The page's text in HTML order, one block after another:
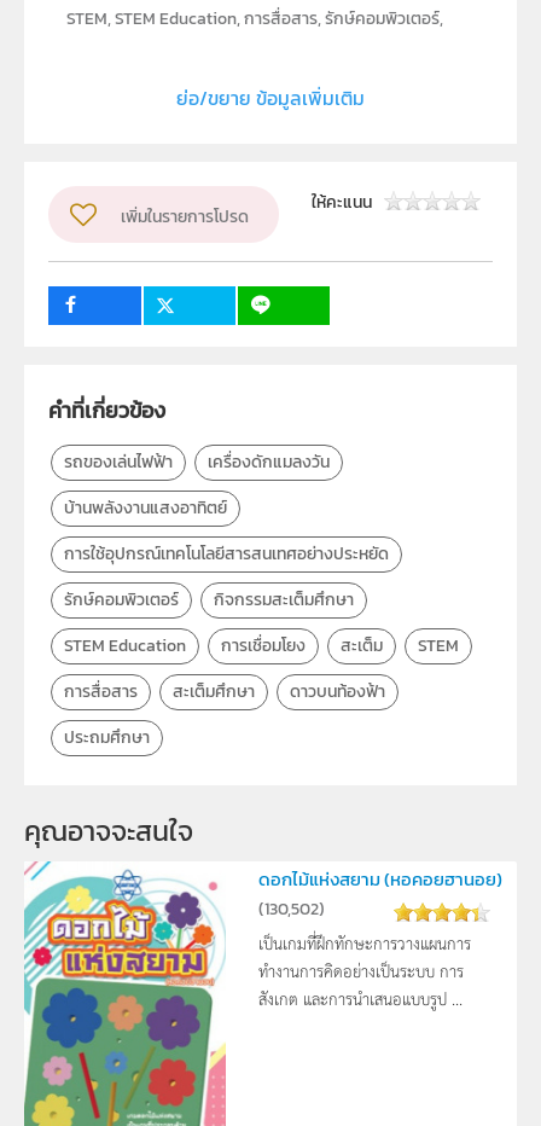
STEM, STEM Education, การสื่อสาร, รักษ์คอมพิวเตอร์,
พลังงานแสงอาทิตย์, เครื่องดักแมลงวัน, รถของเล่นไฟฟ้า
สถาบันส่งเสริมการสอนวิทยาศาสตร์และเทคโนโลยี (สสวท.)
สถาบันส่งเสริมการสอนวิทยาศาสตร์และเทคโนโลยี (สสวท.)
วิชา
สะเต็มศึกษา
ป.1, ป.2, ป.3, ป.4, ป.5, ป.6
กลุ่มเป้าหมาย
นักเรียน
ย่อ/ขยาย ข้อมูลเพิ่มเติม
เพิ่มในรายการโปรด
ให้คะแนน
คำที่เกี่ยวข้อง
รถของเล่นไฟฟ้า
เครื่องดักแมลงวัน
บ้านพลังงานแสงอาทิตย์
การใช้อุปกรณ์เทคโนโลยีสารสนเทศอย่างประหยัด
รักษ์คอมพิวเตอร์
กิจกรรมสะเต็มศึกษา
STEM Education
การเชื่อมโยง สะเต็ม
STEM
การสื่อสาร
สะเต็มศึกษา
ดาวบนท้องฟ้า
ประถมศึกษา
คุณอาจจะสนใจ
ดอกไม้แห่งสยาม (หอคอยฮานอย)
(130,502)
เป็นเกมที่ฝึกทักษะการวางแผนการ
ทำงานการคิดอย่างเป็นระบบ การ
สังเกต และการนำเสนอแบบรูป ...